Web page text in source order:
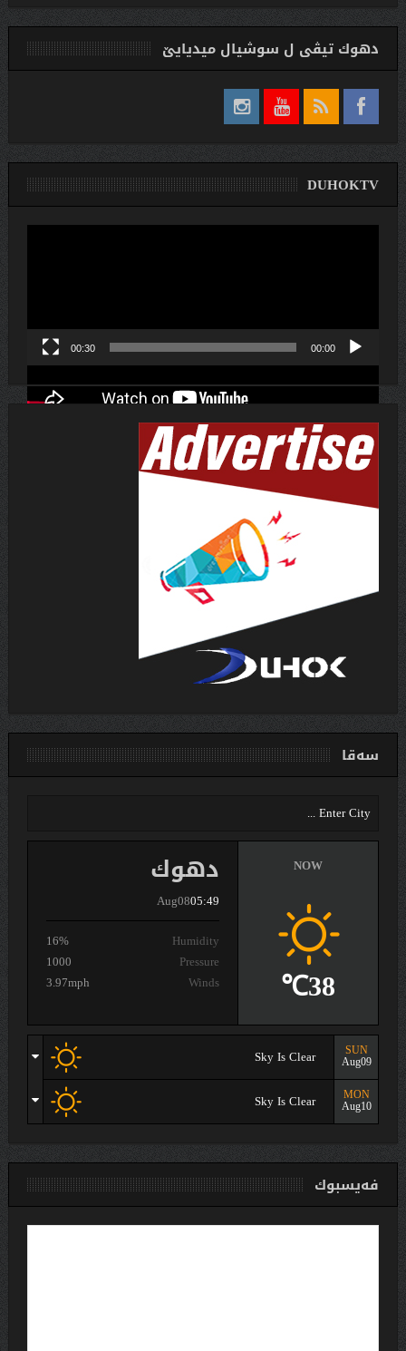
دهوك تیڤی ل سوشیال ميديایێ
DUHOKTV
00:00
00:30
سەقا
دهوك
Aug0805:49
Humidity
16%
Pressure
1000
Winds
3.97mph
NOW
38℃
SUN
Aug09
Sky Is Clear
MON
Aug10
Sky Is Clear
فەیسبوك